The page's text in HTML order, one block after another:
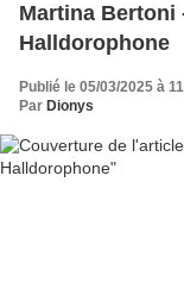
Martina
Halldorophone
Publié le 05/03/2025 à
Par Dionys